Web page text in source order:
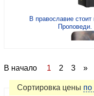
Проповеди. Поучения.
Публицистика,
Религиозная
Священное писание
Сектоведение,
полемика
В православие
Проповеди.
В начало 1 2 3 »
Сортировка цены по